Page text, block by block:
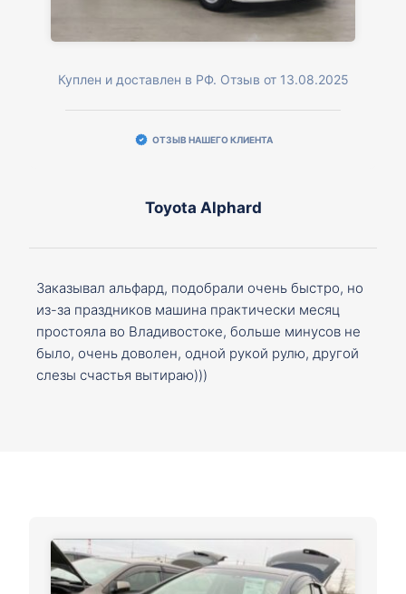
Куплен и доставлен в РФ. Отзыв от 13.08.2025
ОТЗЫВ НАШЕГО КЛИЕНТА
Toyota Alphard
Заказывал альфард, подобрали очень быстро, но
из-за праздников машина практически месяц
простояла во Владивостоке, больше минусов не
было, очень доволен, одной рукой рулю, другой
слезы счастья вытираю)))